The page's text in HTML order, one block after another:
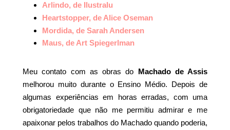
Arlindo, de Ilustralu
Heartstopper, de Alice Oseman
Mordida, de Sarah Andersen
Maus, de Art Spiegerlman
Meu contato com as obras do Machado de Assis
melhorou muito durante o Ensino Médio. Depois de
algumas experiências em horas erradas, com uma
obrigatoriedade que não me permitiu admirar e me
apaixonar pelos trabalhos do Machado quando poderia,